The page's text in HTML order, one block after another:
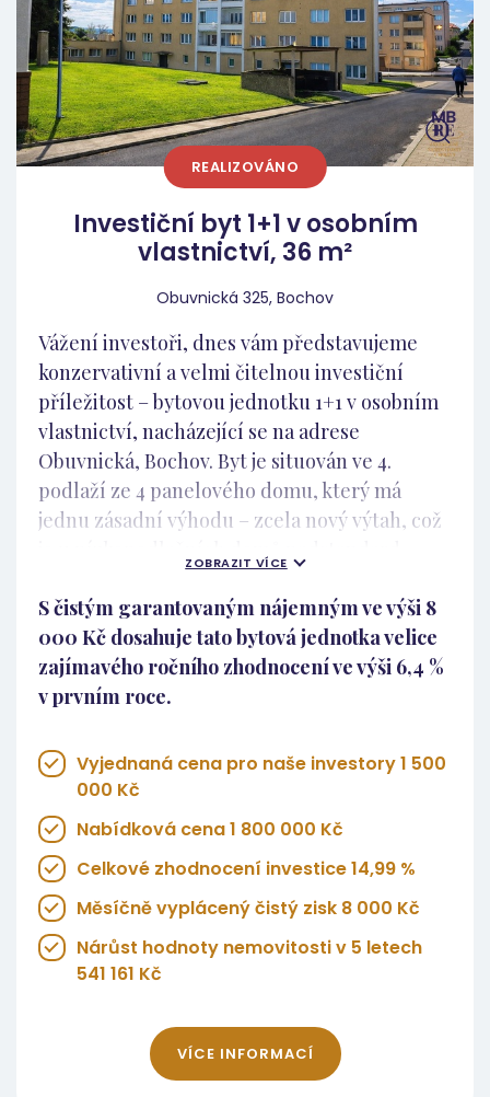
minimální budoucí servisní náklady, a solidní
potenciál růstu hodnoty v čase. Lokalita
Kraslice jsou město obklopené lesy a
přírodou, ideální pro klidné bydlení i
dlouhodobý pronájem. V bezprostředním
okolí domu se nachází kompletní občanská
vybavenost – obchod Albert, restaurace a
základní služby jsou vzdáleny jen pár minut
chůze, stejně jako centrum města. Shrnutí
investice: Tato nabídka je ideální pro
investory, kteří se nebojí rekonstrukce a
chápou, že právě původní stav je klíčem k
dobré vstupní ceně. To, co byt ztrácí na první
dojem, bohatě vyrovnává ekonomikou celé
investice a potenciálem do budoucna.
REALIZOVÁNO
Investiční byt 1+1 v osobním
vlastnictví, 36 m²
Obuvnická 325, Bochov
Vážení investoři, dnes vám představujeme
konzervativní a velmi čitelnou investiční
příležitost – bytovou jednotku 1+1 v osobním
vlastnictví, nacházející se na adrese
Obuvnická, Bochov. Byt je situován ve 4.
podlaží ze 4 panelového domu, který má
jednu zásadní výhodu – zcela nový výtah, což
je u nízkopodlažních domů nadstandard,
pronajímatelnost. Základní informace
dispozice 1+1, osobní vlastnictví, 4. NP ze 4,
původní, ale velmi zachovalý stav, nový výtah
v domě, byt bude již při převodu
Technický stav bytu a investiční plán Byt je v
původním, avšak velmi zachovalém stavu.
Důležité je ale říci, že aktuálně není nutná
kompletní rekonstrukce, jelikož byt bude
s největší pravděpodobností obsazen
nájemníkem, což umožňuje okamžitý
cashflow od prvního dne vlastnictví. Pro
zvýšení standardu a dlouhodobé
pouze s investicí maximálně do 80 000 Kč,
která může zahrnovat například: výmalbu,
drobné opravy povrchů, modernizaci
ZOBRAZIT VÍCE
S čistým garantovaným nájemným ve výši 8
000 Kč dosahuje tato bytová jednotka velice
zajímavého ročního zhodnocení ve výši 6,4 %
v prvním roce.
Vyjednaná cena pro naše investory 1 500
000 Kč
Nabídková cena 1 800 000 Kč
Celkové zhodnocení investice 14,99 %
Měsíčně vyplácený čistý zisk 8 000 Kč
Nárůst hodnoty nemovitosti v 5 letech
541 161 Kč
VÍCE INFORMACÍ